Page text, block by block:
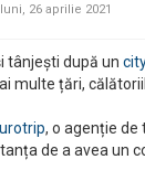
luni, 26 aprilie 2021
tânjești după un
multe țări,
, o agenție
de a avea un